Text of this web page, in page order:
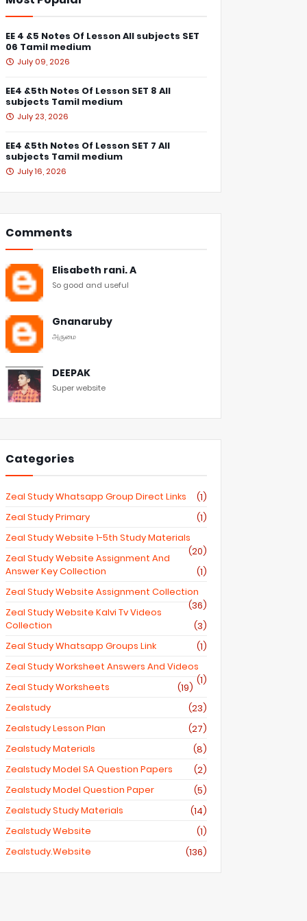
EE 4 &5 Notes Of Lesson All subjects SET
06 Tamil medium
July 09, 2026
EE4 &5th Notes Of Lesson SET 8 All
subjects Tamil medium
July 23, 2026
EE4 &5th Notes Of Lesson SET 7 All
subjects Tamil medium
July 16, 2026
Comments
Elisabeth rani. A
So good and useful
Gnanaruby
அருமை
DEEPAK
Super website
Categories
Zeal Study Whatsapp Group Direct Links
(1)
Zeal Study Primary
(1)
Zeal Study Website 1-5th Study Materials
(20)
Zeal Study Website Assignment And
Answer Key Collection
(1)
Zeal Study Website Assignment Collection
(36)
Zeal Study Website Kalvi Tv Videos
Collection
(3)
Zeal Study Whatsapp Groups Link
(1)
Zeal Study Worksheet Answers And Videos
(1)
Zeal Study Worksheets
(19)
Zealstudy
(23)
Zealstudy Lesson Plan
(27)
Zealstudy Materials
(8)
Zealstudy Model SA Question Papers
(2)
Zealstudy Model Question Paper
(5)
Zealstudy Study Materials
(14)
Zealstudy Website
(1)
Zealstudy.website
(136)